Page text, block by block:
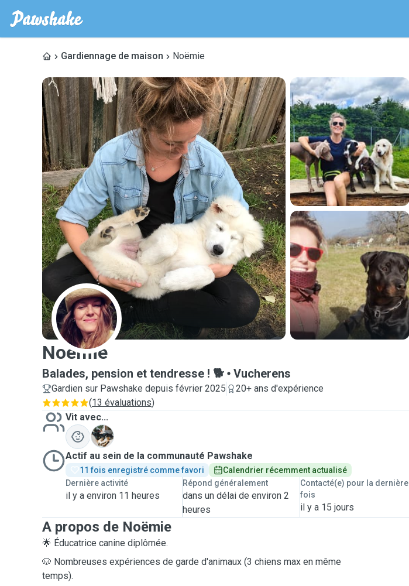
Gardiennage de maison Noëmie
N
Noëmie
Balades, pension et tendresse ! 🐕 Vucherens
Gardien sur Pawshake depuis février 2025
20+ ans d'expérience
(13 évaluations)
Vit avec...
T
Actif au sein de la communauté Pawshake
11 fois enregistré comme favori
Calendrier récemment actualisé
Dernière activité
il y a environ 11 heures
Répond généralement
dans un délai de environ 2
heures
Contacté(e) pour la dernière
fois
il y a 15 jours
A propos de Noëmie
🌟 Éducatrice canine diplômée.
🐶 Nombreuses expériences de garde d'animaux (3 chiens max en même
temps).